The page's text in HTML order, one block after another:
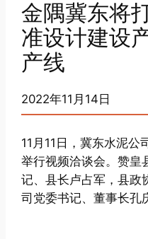
金隅冀东将
准设计建设
产线
2022年11月14日
11月11日，冀东水泥公
举行视频洽谈会。赞皇
记、县长卢占军，县政
司党委书记、董事长孔